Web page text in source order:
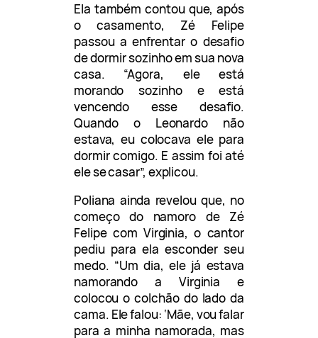
Ela também contou que, após
o casamento, Zé Felipe
passou a enfrentar o desafio
de dormir sozinho em sua nova
casa. “Agora, ele está
morando sozinho e está
vencendo esse desafio.
Quando o Leonardo não
estava, eu colocava ele para
dormir comigo. E assim foi até
ele se casar”, explicou.
Poliana ainda revelou que, no
começo do namoro de Zé
Felipe com Virginia, o cantor
pediu para ela esconder seu
medo. “Um dia, ele já estava
namorando a Virginia e
colocou o colchão do lado da
cama. Ele falou: ‘Mãe, vou falar
para a minha namorada, mas